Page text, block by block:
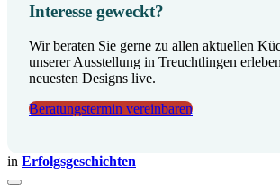
Interesse geweckt?
Wir beraten Sie gerne zu allen aktuellen
unserer Ausstellung in Treuchtlingen
neuesten Designs live.
Beratungstermin vereinbaren
in Erfolgsgeschichten